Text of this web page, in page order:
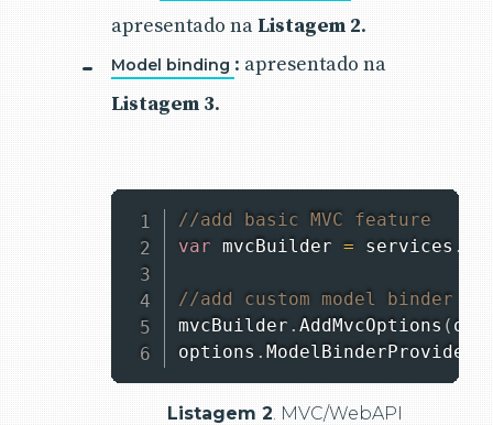
apresentado na Listagem 2.
Model binding : apresentado na
Listagem 3.
//add basic MVC feature
var mvcBuilder = services .
//add custom model
mvcBuilder . AddMvcOptions (
options . ModelBinderProviders
Listagem 2 . MVC/WebAPI